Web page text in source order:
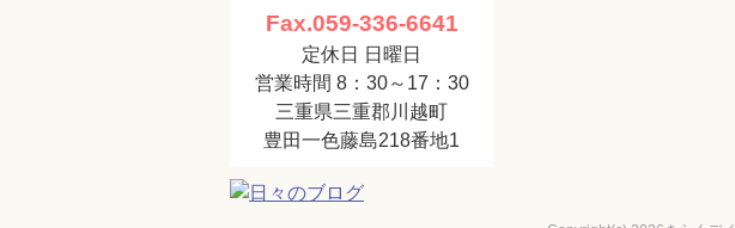
Fax.059-336-6641
定休日 日曜日
営業時間 8：30～17：30
三重県三重郡川越町
豊田一色藤島218番地1